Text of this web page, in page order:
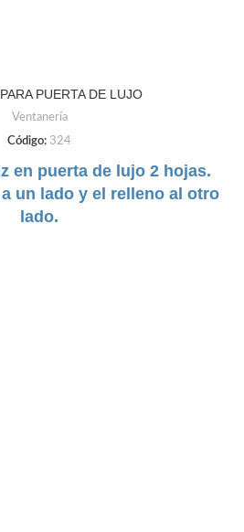
PUERTA DE LUJO
Ventanería
Código: 324
en puerta de lujo 2 hojas.
un lado y el relleno al otro
lado.